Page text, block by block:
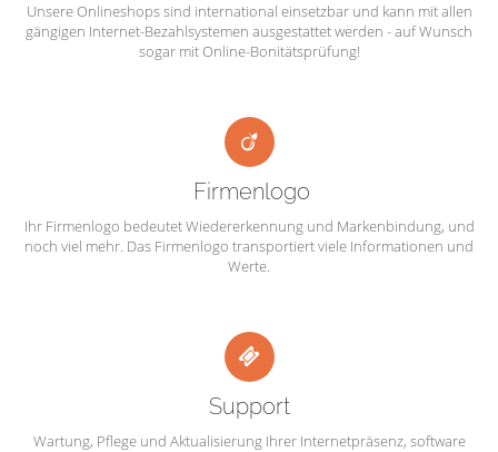
Unsere Onlineshops sind international einsetzbar und kann mit allen
gängigen Internet-Bezahlsystemen ausgestattet werden - auf Wunsch
sogar mit Online-Bonitätsprüfung!
Firmenlogo
Ihr Firmenlogo bedeutet Wiedererkennung und Markenbindung, und
noch viel mehr. Das Firmenlogo transportiert viele Informationen und
Werte.
Support
Wartung, Pflege und Aktualisierung Ihrer Internetpräsenz, software